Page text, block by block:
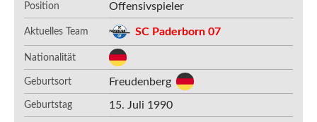
Position Offensivspieler
Aktuelles Team SC Paderborn 07
Nationalität
Geburtsort Freudenberg
Geburtstag 15. Juli 1990